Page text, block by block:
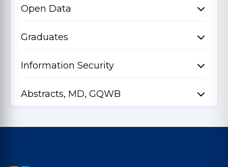
Open Data
Graduates
Information Security
Abstracts, MD, GQWB